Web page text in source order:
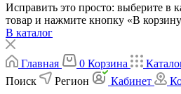
Исправить это просто: выберите в
товар и нажмите кнопку «В
В каталог
Главная 0 Корзина
Поиск
Регион Кабинет